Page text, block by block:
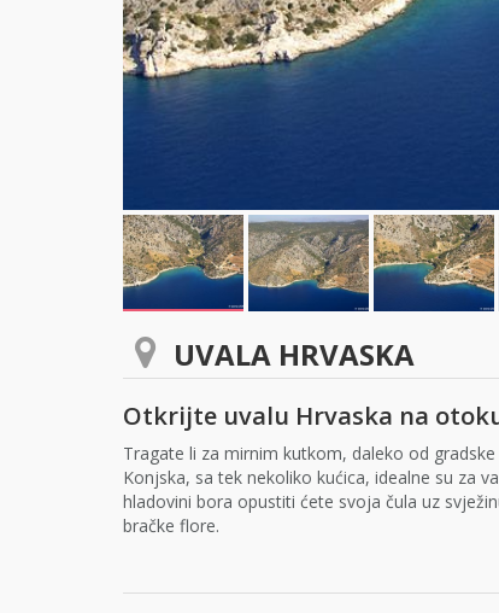
UVALA HRVASKA
Otkrijte uvalu Hrvaska na
Tragate li za mirnim kutkom, daleko od
Konjska, sa tek nekoliko kućica, idealne su za
hladovini bora opustiti ćete svoja čula uz
bračke flore.